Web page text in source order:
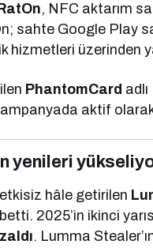
RatOn, NFC aktarım
sahte Google Play
üzerinden
PhantomCard
aktif olarak
yenileri
hâle getirilen
2025’in ikinci
. Lumma